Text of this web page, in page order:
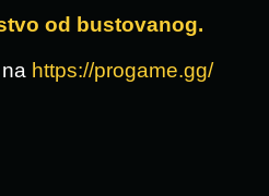
od bustovanog.
https://progame.gg/